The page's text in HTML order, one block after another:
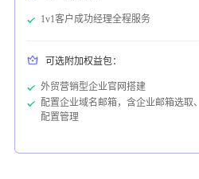
1v1客户成功经理全程服务
可选附加权益包：
外贸营销型企业官网搭建
配置企业域名邮箱，含企业邮箱选取、
配置管理